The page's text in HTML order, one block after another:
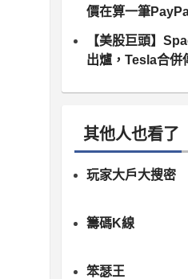
價在算一筆
【美股巨頭】
出爐，Tesla合併
其他人也看了
玩家大戶大搜密
籌碼K線
笨瑟王